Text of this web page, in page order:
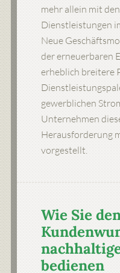
mehr allein mit
Dienstleistungen
Neue
der erneuerbaren
erheblich breitere
gewerblichen
Unternehmen
Herausforderung
vorgestellt.
Wie Sie
bedienen